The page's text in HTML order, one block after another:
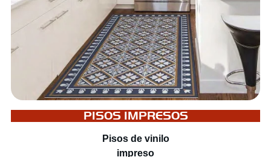
PISOS IMPRESOS
Pisos de vinilo
impreso